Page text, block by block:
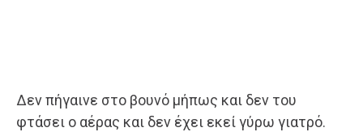
Δεν πήγαινε στο βουνό μήπως και δεν του
φτάσει ο αέρας και δεν έχει εκεί γύρω γιατρό.